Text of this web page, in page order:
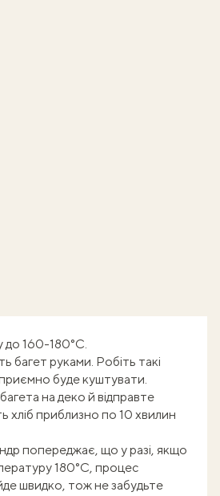
до 160-180°С.
багет руками. Робіть такі
буде куштувати.
на деко й відправте
хліб приблизно по 10 хвилин
попереджає, що у разі, якщо
180°С, процес
швидко, тож не забудьте